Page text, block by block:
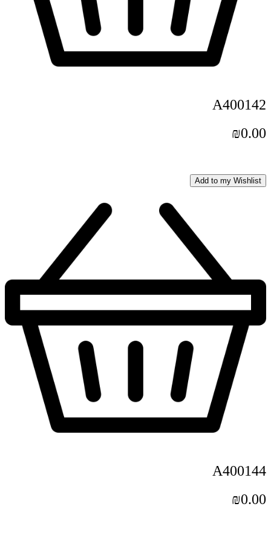
A400142
₪0.00
Add to my Wishlist
A400144
₪0.00